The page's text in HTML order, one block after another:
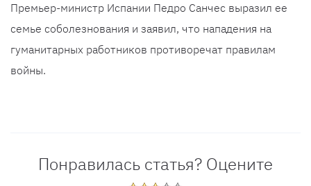
Премьер-министр Испании Педро Санчес выразил ее
семье соболезнования и заявил, что нападения на
гуманитарных работников противоречат правилам
войны.
Понравилась статья? Оцените